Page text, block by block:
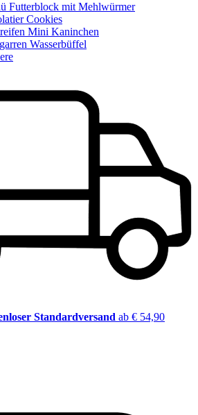
Futterblock mit Mehlwürmer
Cookies
Mini Kaninchen
Wasserbüffel
Standardversand ab € 54,90